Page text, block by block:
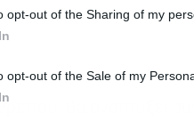
opt-out of the Sharing of my
opt-out of the Sale of my
θα αναπτύξει